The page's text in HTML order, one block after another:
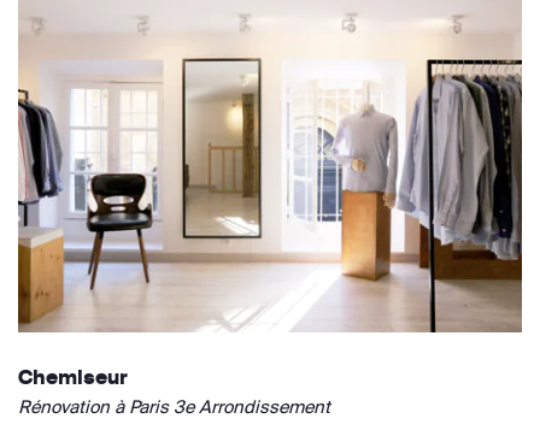
Chemiseur
Rénovation à Paris 3e Arrondissement